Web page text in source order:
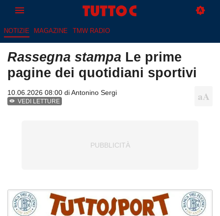
NOTIZIE MAGAZINE TMW RADIO
Rassegna stampa Le prime
pagine dei quotidiani sportivi
10.06.2026 08:00 diAntonino Sergi
VEDI LETTURE